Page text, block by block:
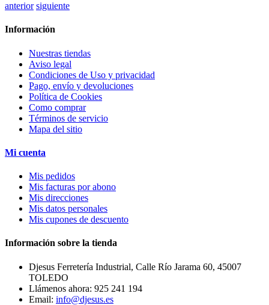
anterior siguiente
Información
Nuestras tiendas
Aviso legal
Condiciones de Uso y privacidad
Pago, envío y devoluciones
Política de Cookies
Como comprar
Términos de servicio
Mapa del sitio
Mi cuenta
Mis pedidos
Mis facturas por abono
Mis direcciones
Mis datos personales
Mis cupones de descuento
Información sobre la tienda
Djesus Ferretería Industrial, Calle Río Jarama 60, 45007
TOLEDO
Llámenos ahora: 925 241 194
Email: info@djesus.es